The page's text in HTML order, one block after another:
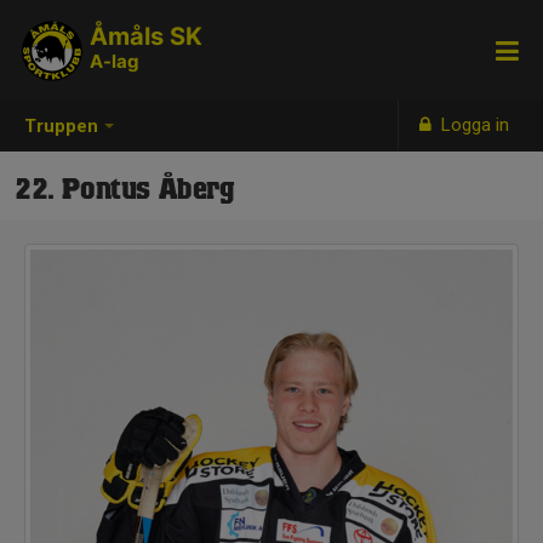
Truppen Logga in
Åmåls SK
A-lag
22. Pontus Åberg